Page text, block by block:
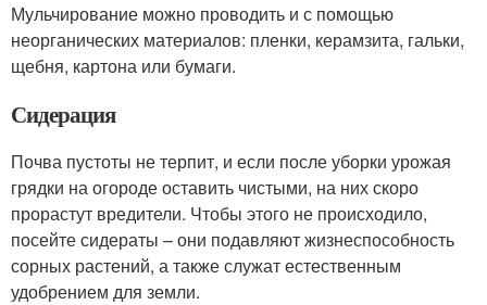
Мульчирование можно проводить и с помощью
неорганических материалов: пленки, керамзита, гальки,
щебня, картона или бумаги.
Сидерация
Почва пустоты не терпит, и если после уборки урожая
грядки на огороде оставить чистыми, на них скоро
прорастут вредители. Чтобы этого не происходило,
посейте сидераты – они подавляют жизнеспособность
сорных растений, а также служат естественным
удобрением для земли.